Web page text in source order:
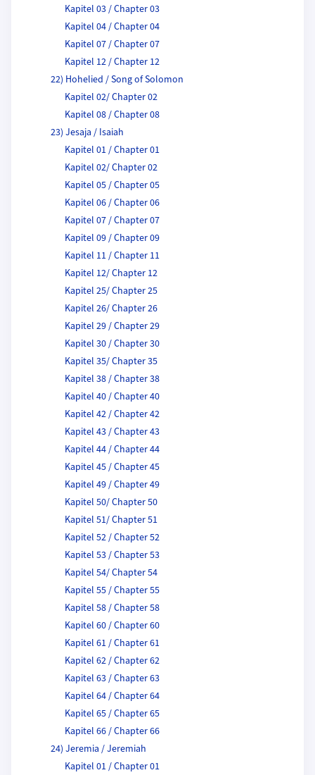
Kapitel 03 / Chapter 03
Kapitel 04 / Chapter 04
Kapitel 07 / Chapter 07
Kapitel 12 / Chapter 12
22) Hohelied / Song of Solomon
Kapitel 02/ Chapter 02
Kapitel 08 / Chapter 08
23) Jesaja / Isaiah
Kapitel 01 / Chapter 01
Kapitel 02/ Chapter 02
Kapitel 05 / Chapter 05
Kapitel 06 / Chapter 06
Kapitel 07 / Chapter 07
Kapitel 09 / Chapter 09
Kapitel 11 / Chapter 11
Kapitel 12/ Chapter 12
Kapitel 25/ Chapter 25
Kapitel 26/ Chapter 26
Kapitel 29 / Chapter 29
Kapitel 30 / Chapter 30
Kapitel 35/ Chapter 35
Kapitel 38 / Chapter 38
Kapitel 40 / Chapter 40
Kapitel 42 / Chapter 42
Kapitel 43 / Chapter 43
Kapitel 44 / Chapter 44
Kapitel 45 / Chapter 45
Kapitel 49 / Chapter 49
Kapitel 50/ Chapter 50
Kapitel 51/ Chapter 51
Kapitel 52 / Chapter 52
Kapitel 53 / Chapter 53
Kapitel 54/ Chapter 54
Kapitel 55 / Chapter 55
Kapitel 58 / Chapter 58
Kapitel 60 / Chapter 60
Kapitel 61 / Chapter 61
Kapitel 62 / Chapter 62
Kapitel 63 / Chapter 63
Kapitel 64 / Chapter 64
Kapitel 65 / Chapter 65
Kapitel 66 / Chapter 66
24) Jeremia / Jeremiah
Kapitel 01 / Chapter 01